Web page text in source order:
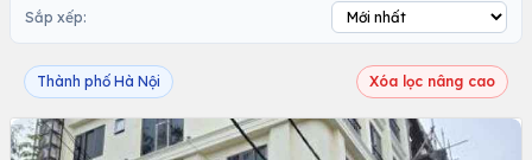
Sắp xếp:
Thành phố Hà Nội Xóa lọc nâng cao